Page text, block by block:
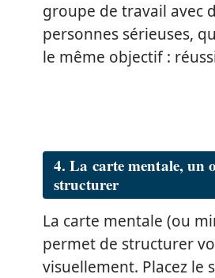
groupe de travail avec
personnes sérieuses,
le même objectif :
4. La carte mentale, un
structurer
La carte mentale (ou
permet de structurer
visuellement. Placez le